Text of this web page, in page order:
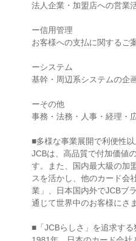
法人企業・加盟店への営業
ー信用管理
お客様への支払に関するご
ーシステム
基幹・周辺系システムの企
ーその他
事務・法務・人事・経理・
■多様な事業展開で利便性
JCBは、高品質で付加価値
す。また、国内最大級の加
スを活かし、他のカード会
業」、日本国内外でJCBブ
通じて世界中のお客様にさ
■「JCBらしさ」を追求する